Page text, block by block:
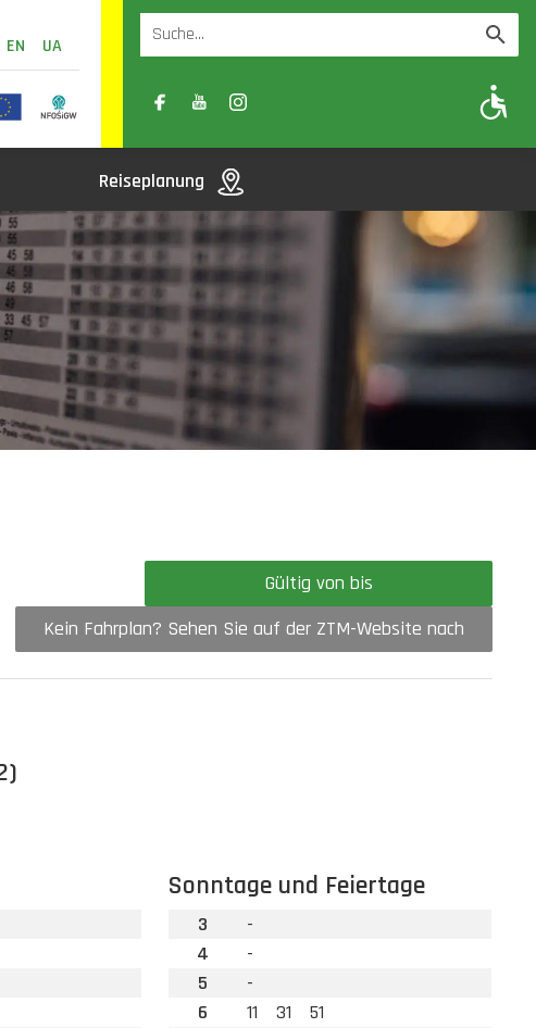
EN UA
A- A A+
Reiseplanung
Gültig von bis
Kein Fahrplan? Sehen Sie auf der ZTM-Website nach
Sonntage und Feiertage
3
-
4
-
5
-
6
11 31
51